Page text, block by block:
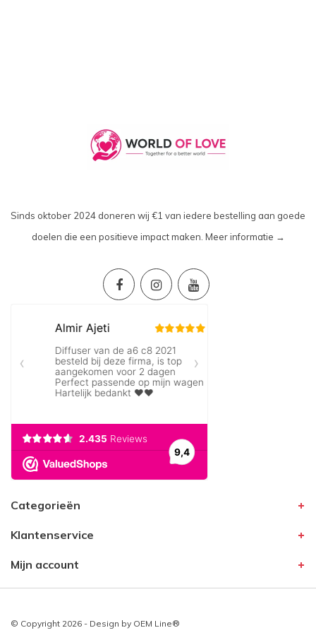
Sinds oktober 2024 doneren wij €1 van iedere bestelling aan goede
doelen die een positieve impact maken. Meer informatie →
Categorieën
Klantenservice
Mijn account
© Copyright 2026 - Design by OEM Line®